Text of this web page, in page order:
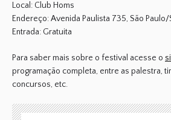
Local: Club Homs
Endereço: Avenida Paulista 735, São Paulo/
Entrada: Gratuita
Para saber mais sobre o festival acesse o
programação completa, entre as palestra,
concursos, etc.